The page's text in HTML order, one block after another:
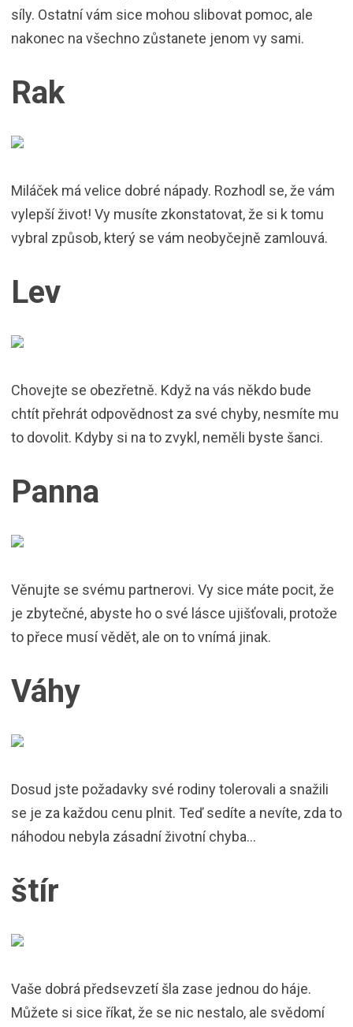
síly. Ostatní vám sice mohou slibovat pomoc, ale
nakonec na všechno zůstanete jenom vy sami.
Rak
Miláček má velice dobré nápady. Rozhodl se, že vám
vylepší život! Vy musíte zkonstatovat, že si k tomu
vybral způsob, který se vám neobyčejně zamlouvá.
Lev
Chovejte se obezřetně. Když na vás někdo bude
chtít přehrát odpovědnost za své chyby, nesmíte mu
to dovolit. Kdyby si na to zvykl, neměli byste šanci.
Panna
Věnujte se svému partnerovi. Vy sice máte pocit, že
je zbytečné, abyste ho o své lásce ujišťovali, protože
to přece musí vědět, ale on to vnímá jinak.
Váhy
Dosud jste požadavky své rodiny tolerovali a snažili
se je za každou cenu plnit. Teď sedíte a nevíte, zda to
náhodou nebyla zásadní životní chyba…
štír
Vaše dobrá předsevzetí šla zase jednou do háje.
Můžete si sice říkat, že se nic nestalo, ale svědomí